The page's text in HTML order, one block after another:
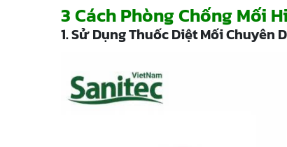
3 Cách Phòng Chống Mối
1. Sử Dụng Thuốc Diệt Mối Chuyên